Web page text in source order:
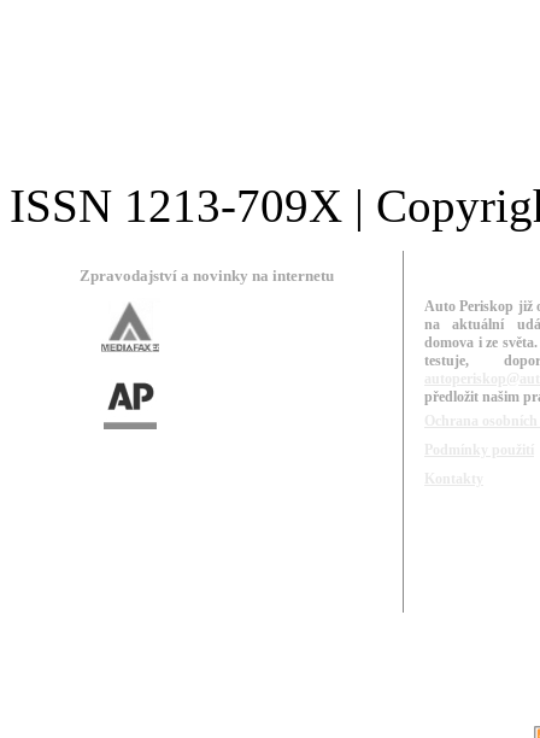
ISSN 1213-709X |
Zpravodajství a novinky na internetu
Auto Periskop již
na aktuální
domova i ze
testuje,
předložit našim